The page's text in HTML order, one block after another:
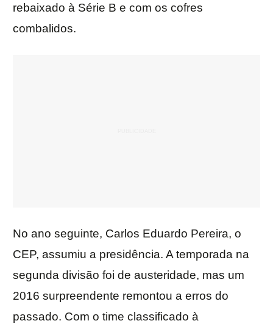
rebaixado à Série B e com os cofres
combalidos.
No ano seguinte, Carlos Eduardo Pereira, o
CEP, assumiu a presidência. A temporada na
segunda divisão foi de austeridade, mas um
2016 surpreendente remontou a erros do
passado. Com o time classificado à